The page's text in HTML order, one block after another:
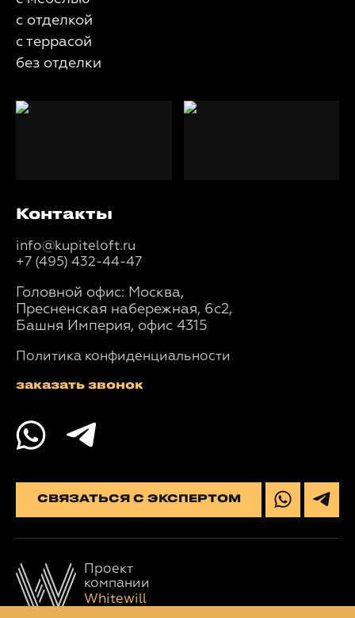
с отделкой
с террасой
без отделки
Контакты
info@kupiteloft.ru
+7 (495) 432-44-47
Головной офис: Москва,
Пресненская набережная, 6с2,
Башня Империя, офис 4315
Политика конфиденциальности
заказать звонок
Проект
компании
Whitewill
СВЯЗАТЬСЯ С ЭКСПЕРТОМ